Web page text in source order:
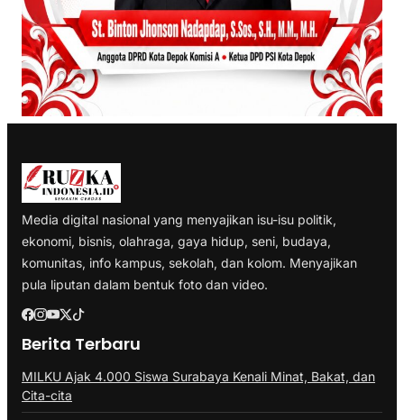
Media digital nasional yang menyajikan isu-isu politik,
ekonomi, bisnis, olahraga, gaya hidup, seni, budaya,
komunitas, info kampus, sekolah, dan kolom. Menyajikan
pula liputan dalam bentuk foto dan video.
Berita Terbaru
MILKU Ajak 4.000 Siswa Surabaya Kenali Minat, Bakat, dan
Cita-cita